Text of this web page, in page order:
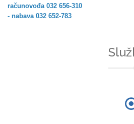
računovođa 032 656-310
- nabava 032 652-783